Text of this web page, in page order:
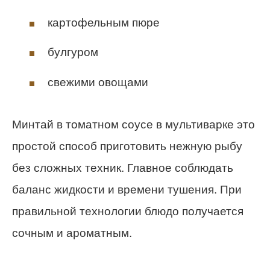
картофельным пюре
булгуром
свежими овощами
Минтай в томатном соусе в мультиварке это
простой способ приготовить нежную рыбу
без сложных техник. Главное соблюдать
баланс жидкости и времени тушения. При
правильной технологии блюдо получается
сочным и ароматным.